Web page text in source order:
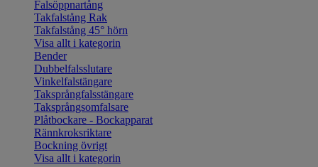
Falsöppnartång
Takfalstång Rak
Takfalstång 45° hörn
Visa allt i kategorin
Bender
Dubbelfalsslutare
Vinkelfalstängare
Taksprångfalsstängare
Taksprångsomfalsare
Plåtbockare - Bockapparat
Rännkroksriktare
Bockning övrigt
Visa allt i kategorin